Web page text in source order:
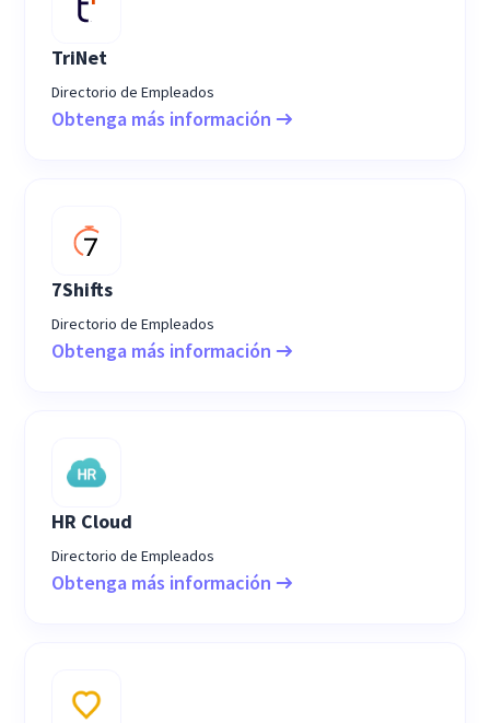
TriNet
Directorio de Empleados
Obtenga más información
7Shifts
Directorio de Empleados
Obtenga más información
HR Cloud
Directorio de Empleados
Obtenga más información